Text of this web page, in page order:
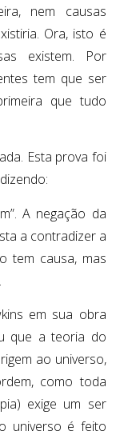
nem causas
Ora, isto é
existem. Por
tem que ser
que tudo
Esta prova foi
A negação da
a contradizer a
tem causa, mas
em sua obra
que a teoria do
ao universo,
como toda
exige um ser
universo é feito